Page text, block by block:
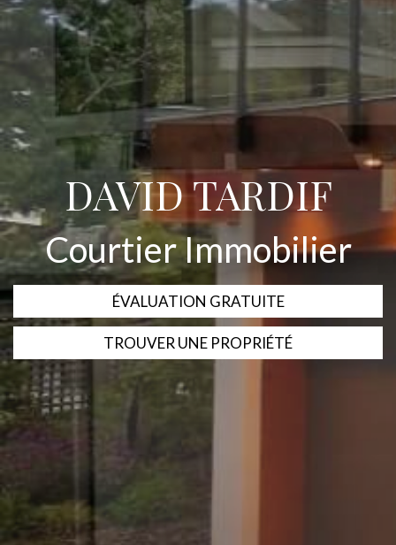
DAVID TARDIF
Courtier Immobilier
ÉVALUATION GRATUITE
TROUVER UNE PROPRIÉTÉ